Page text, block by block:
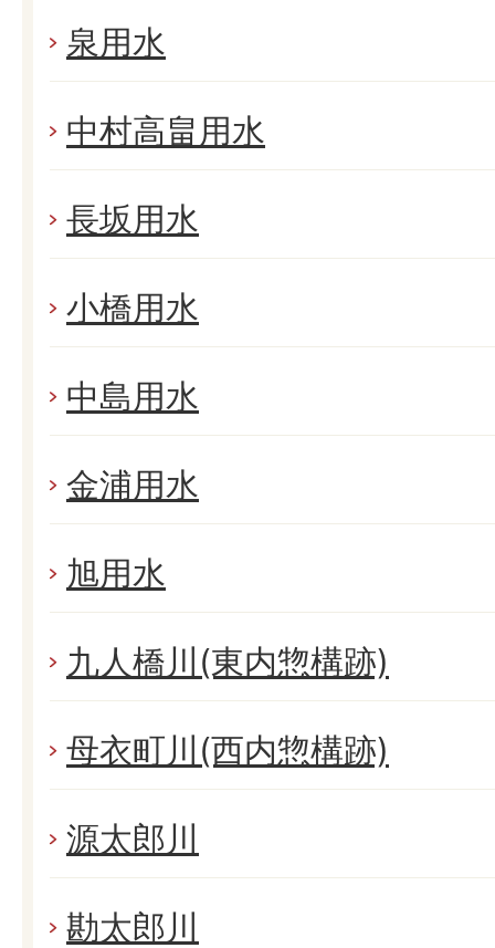
泉用水
中村高畠用水
長坂用水
小橋用水
中島用水
金浦用水
旭用水
九人橋川(東内惣構跡)
母衣町川(西内惣構跡)
源太郎川
勘太郎川